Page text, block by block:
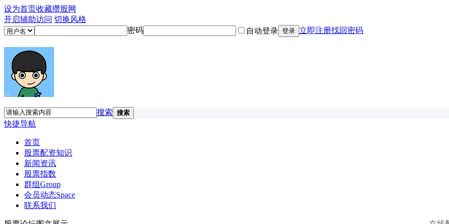
设为首页收藏攒股网
开启辅助访问 切换风格
密码
自动登录 登录 立即注册找回密码
搜索 搜索
快捷导航
首页
股票配资知识
新闻资讯
股票指数
群组Group
会员动态Space
联系我们